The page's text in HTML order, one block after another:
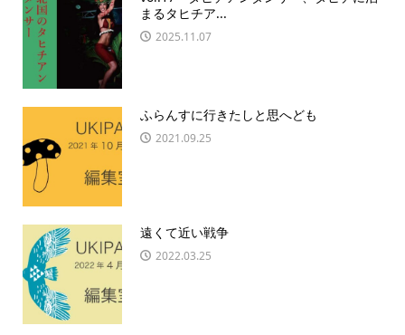
まるタヒチア...
2025.11.07
ふらんすに行きたしと思へども
2021.09.25
遠くて近い戦争
2022.03.25